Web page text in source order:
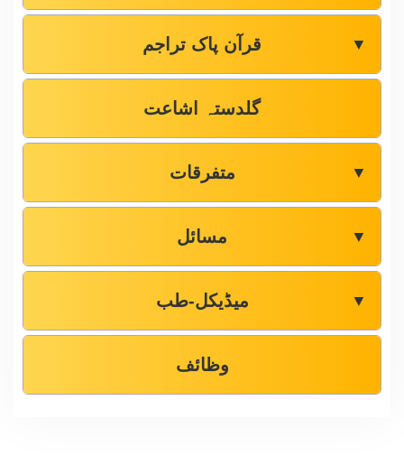
قرآن پاک تراجم ▼
گلدستہ اشاعت
متفرقات ▼
مسائل ▼
میڈیکل-طب ▼
وظائف